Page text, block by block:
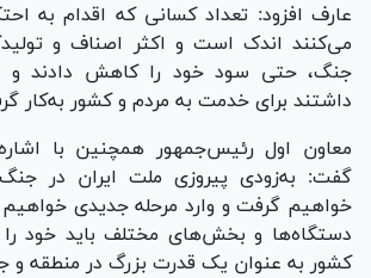
عارف افزود: تعداد کسانی که اقدام به
می‌کنند اندک است و اکثر اصناف و
جنگ، حتی سود خود را کاهش دادند و
داشتند برای خدمت به مردم و کشور به‌کار
معاون اول رئیس‌جمهور همچنین با
گفت: به‌زودی پیروزی ملت ایران در
خواهیم گرفت و وارد مرحله جدیدی خواهیم
دستگاه‌ها و بخش‌های مختلف باید خود را
کشور به عنوان یک قدرت بزرگ در منطقه و